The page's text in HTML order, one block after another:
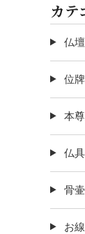
カテ
仏壇
位
本
仏具
骨壷
お